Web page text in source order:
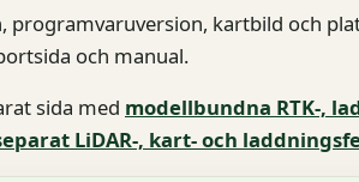
programvaruversion, kartbild och
och manual.
sida med modellbundna RTK-,
LiDAR-, kart- och